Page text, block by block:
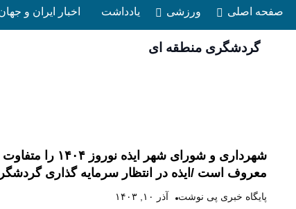
صفحه اصلی ورزشی یادداشت اخبار ایران و
گردشگری منطقه ای
شهرداری و شورای
معروف است /ایذه در انتظار سرمایه گذاری گردشگر
پایگاه خبری پی نوشت آذر ۱۰, ۱۴۰۳